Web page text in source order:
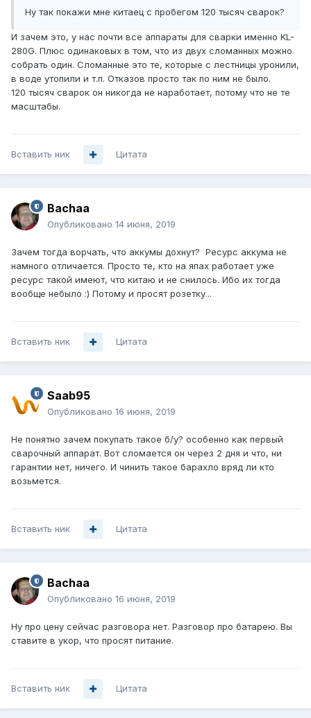
Ну так покажи мне китаец с пробегом 120 тысяч сварок?
И зачем это, у нас почти все аппараты для сварки именно KL-
280G. Плюс одинаковых в том, что из двух сломанных можно
собрать один. Сломанные это те, которые с лестницы уронили,
в воде утопили и т.п. Отказов просто так по ним не было.
120 тысяч сварок он никогда не наработает, потому что не те
масштабы.
Вставить ник Цитата
Bachaa
Опубликовано 14 июня, 2019
Зачем тогда ворчать, что аккумы дохнут? Ресурс аккума не
намного отличается. Просто те, кто на япах работает уже
ресурс такой имеют, что китаю и не снилось. Ибо их тогда
вообще небыло :) Потому и просят розетку...
Вставить ник Цитата
Saab95
Опубликовано 16 июня, 2019
Не понятно зачем покупать такое б/у? особенно как первый
сварочный аппарат. Вот сломается он через 2 дня и что, ни
гарантии нет, ничего. И чинить такое барахло вряд ли кто
возьмется.
Вставить ник Цитата
Bachaa
Опубликовано 16 июня, 2019
Ну про цену сейчас разговора нет. Разговор про батарею. Вы
ставите в укор, что просят питание.
Вставить ник Цитата